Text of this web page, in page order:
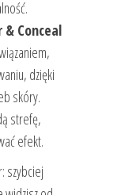
Conceal
dzięki
skóry.
strefę,
efekt.
szybciej